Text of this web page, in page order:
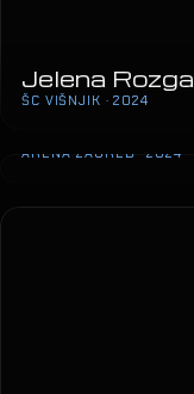
Jelena Rozga
ŠC VIŠNJIK · 2024
ARENA ZAGREB · 2024